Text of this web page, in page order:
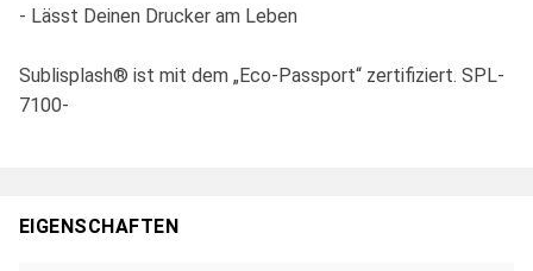
- Lässt Deinen Drucker am Leben
Sublisplash® ist mit dem „Eco-Passport“ zertifiziert. SPL-
7100-
EIGENSCHAFTEN